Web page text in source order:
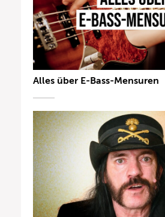
Alles über E-Bass-Mensuren